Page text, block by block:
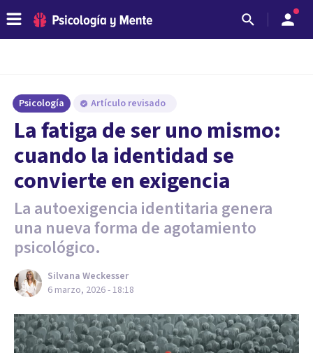
Psicología Artículo revisado
La fatiga de ser uno mismo:
cuando la identidad se
convierte en exigencia
La autoexigencia identitaria genera
una nueva forma de agotamiento
psicológico.
Silvana Weckesser
6 marzo, 2026 - 18:18